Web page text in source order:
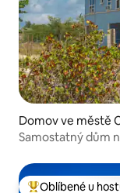
Domov ve městě
Samostatný dům
Oblíbené u